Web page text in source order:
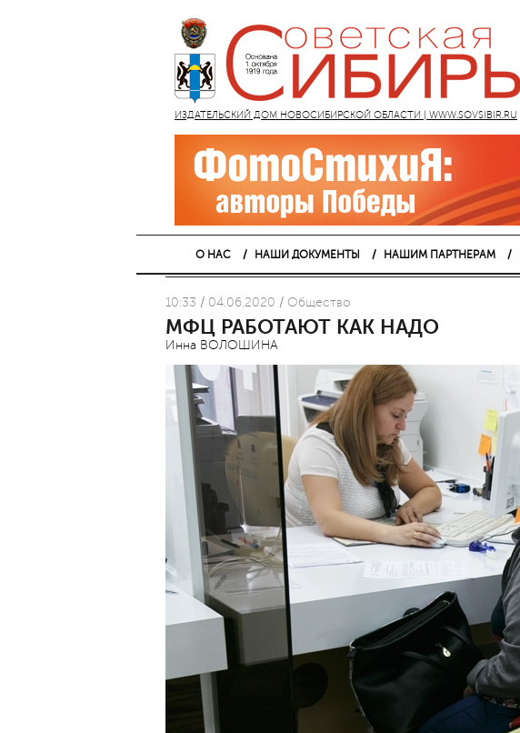
ИЗДАТЕЛЬСКИЙ ДОМ НОВОСИБИРСКОЙ ОБЛАСТИ | WWW.SOVSIBIR.RU
О НАС НАШИ ДОКУМЕНТЫ НАШИМ ПАРТНЕРАМ
10:33 / 04.06.2020 / Общество
МФЦ РАБОТАЮТ КАК НАДО
Инна ВОЛОШИНА